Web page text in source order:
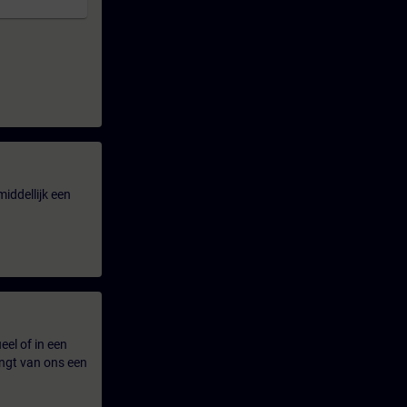
een
of in een
van ons een